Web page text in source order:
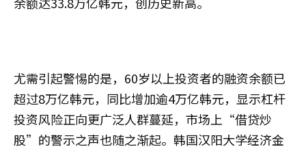
尤需引起警惕的是，60岁以上投资者的融资余额已
超过8万亿韩元，同比增加逾4万亿韩元，显示杠杆
投资风险正向更广泛人群蔓延，市场上“借贷炒
股”的警示之声也随之渐起。韩国汉阳大学经济金